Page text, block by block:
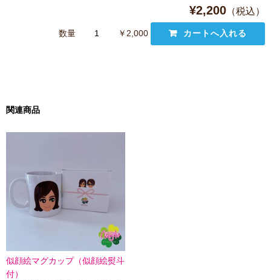
¥2,200 （税込）
数量 ￥2,000
関連商品
似顔絵マグカップ（似顔絵熨斗
付）